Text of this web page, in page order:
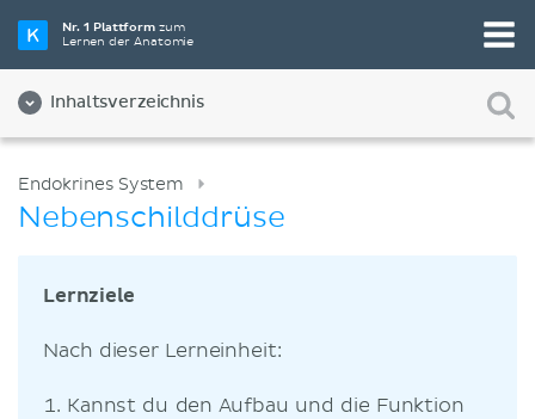
Nr. 1 Plattformzum
Lernen der Anatomie
Inhaltsverzeichnis
Endokrines System
Nebenschilddrüse
Lernziele
Nach dieser Lerneinheit:
Kannst du den Aufbau und die Funktion